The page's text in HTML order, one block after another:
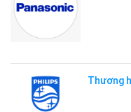
Thương